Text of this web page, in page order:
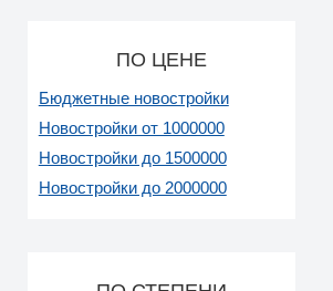
ПО ЦЕНЕ
Бюджетные новостройки
Новостройки от 1000000
Новостройки до 1500000
Новостройки до 2000000